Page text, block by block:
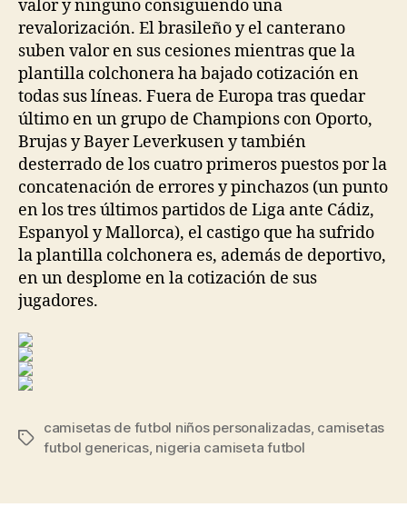
valor y ninguno consiguiendo una
revalorización. El brasileño y el canterano
suben valor en sus cesiones mientras que la
plantilla colchonera ha bajado cotización en
todas sus líneas. Fuera de Europa tras quedar
último en un grupo de Champions con Oporto,
Brujas y Bayer Leverkusen y también
desterrado de los cuatro primeros puestos por la
concatenación de errores y pinchazos (un punto
en los tres últimos partidos de Liga ante Cádiz,
Espanyol y Mallorca), el castigo que ha sufrido
la plantilla colchonera es, además de deportivo,
en un desplome en la cotización de sus
jugadores.
Etiquetas
camisetas de futbol niños personalizadas, camisetas
futbol genericas, nigeria camiseta futbol